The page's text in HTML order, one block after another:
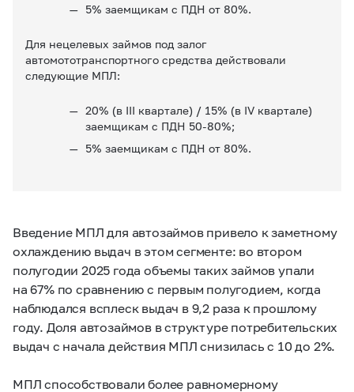
5% заемщикам с ПДН от 80%.
Для нецелевых займов под залог
автомототранспортного средства действовали
следующие МПЛ:
20% (в III квартале) / 15% (в IV квартале)
заемщикам с ПДН 50-80%;
5% заемщикам с ПДН от 80%.
Введение МПЛ для автозаймов привело к заметному
охлаждению выдач в этом сегменте: во втором
полугодии 2025 года объемы таких займов упали
на 67% по сравнению с первым полугодием, когда
наблюдался всплеск выдач в 9,2 раза к прошлому
году. Доля автозаймов в структуре потребительских
выдач с начала действия МПЛ снизилась с 10 до 2%.
МПЛ способствовали более равномерному